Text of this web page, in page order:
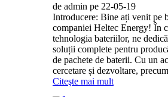
de admin pe 22-05-19
Introducere: Bine ați venit pe
companiei Heltec Energy! În
tehnologia bateriilor, ne
soluții complete pentru
de pachete de baterii. Cu un
cercetare și dezvoltare,
Citeşte mai mult